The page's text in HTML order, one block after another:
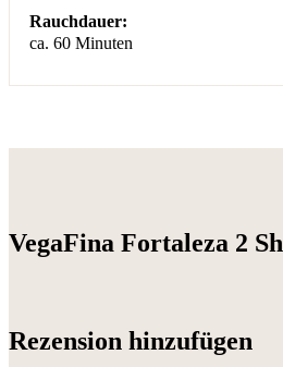
Rauchdauer:
ca. 60 Minuten
VegaFina Fortaleza 2
Rezension hinzufügen